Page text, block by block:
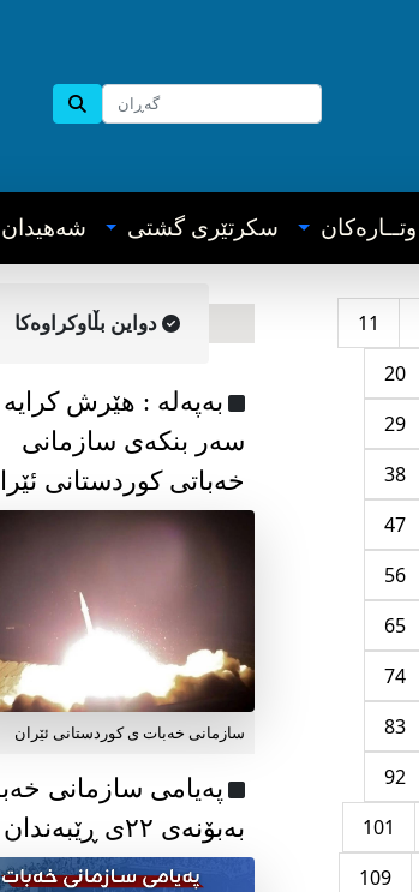
وتــاره‌کان سکرتێری گشتی شه‌هیدان
11
20
29
38
47
56
65
74
83
92
101
109
دواین بڵاوکراوه‌کا
به‌په‌له‌ : هێرش کرایە
سەر بنکەی سازمانی
خەباتی کوردستانی
سازمانی خەبات ی کوردستانی ئێران
پەیامی سازمانی
بەبۆنەی ۲۲ی ڕێبەندان